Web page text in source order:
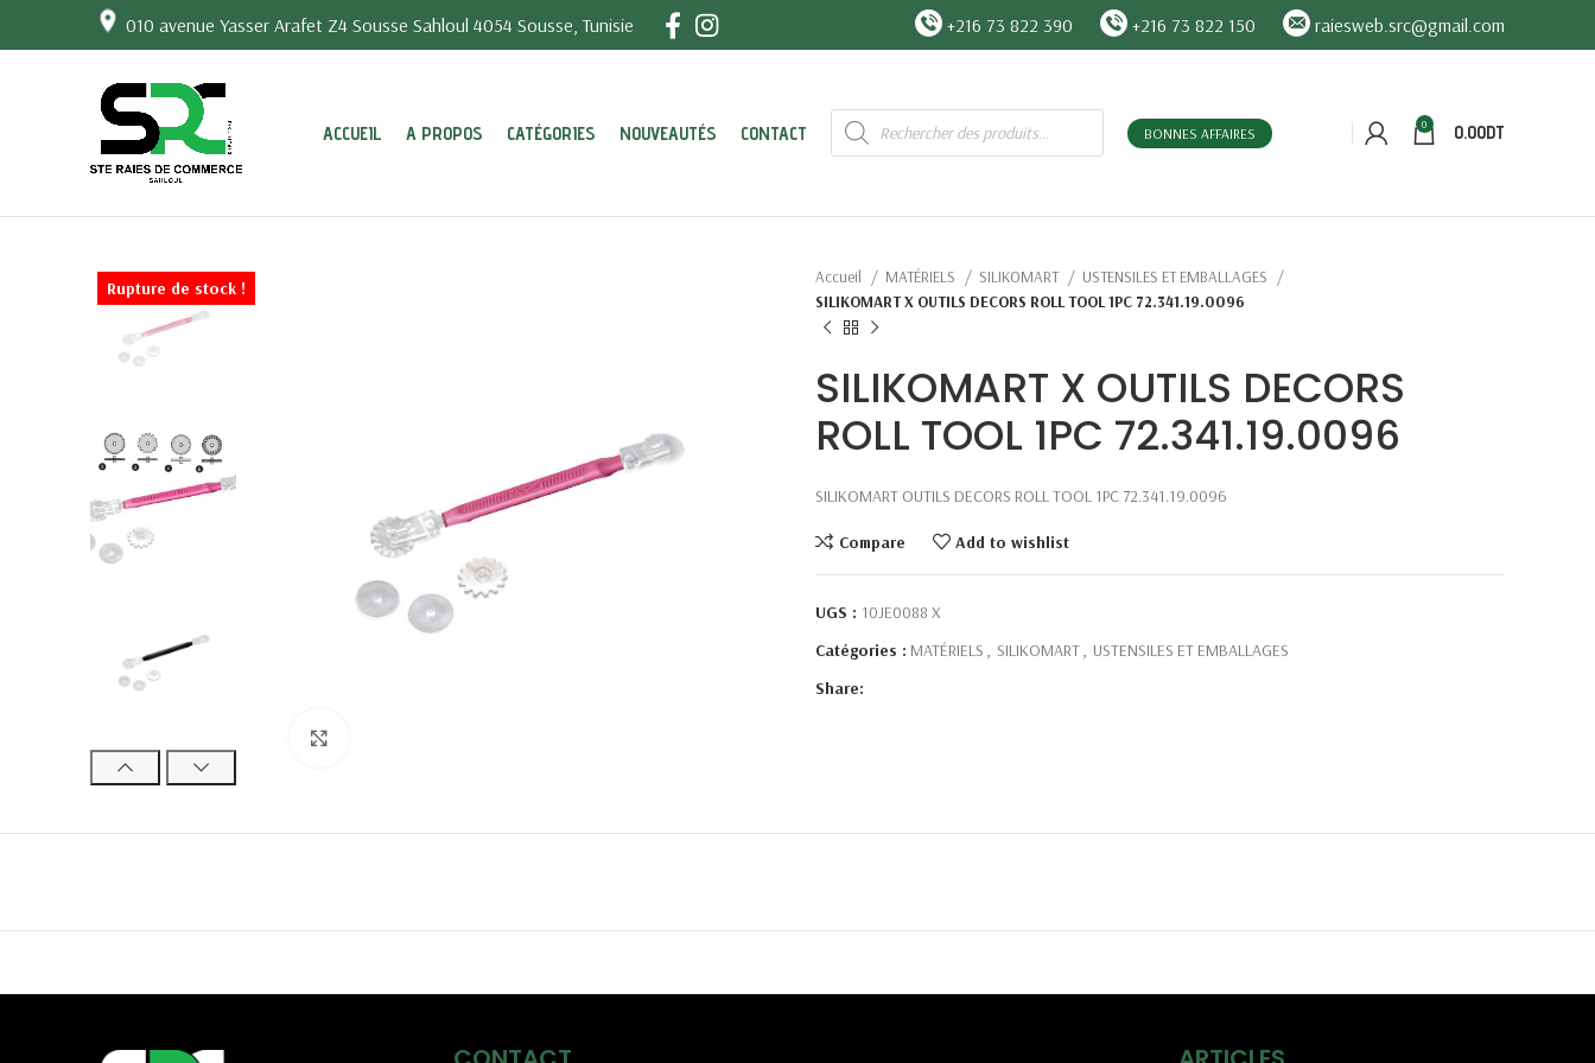
010 avenue Yasser Arafet Z4 Sousse Sahloul 4054 Sousse, Tunisie +216 73 822 390 +216 73 822 150 raiesweb.src@gmail.com
ACCUEIL A PROPOS CATÉGORIES NOUVEAUTÉS CONTACT
Recherche
de
produits
BONNES AFFAIRES
0 0.00DT
Rupture de stock !
Accueil MATÉRIELS SILIKOMART
USTENSILES ET EMBALLAGES
SILIKOMART X OUTILS DECORS ROLL TOOL 1PC 72.341.19.0096
SILIKOMART X OUTILS DECORS
ROLL TOOL 1PC 72.341.19.0096
SILIKOMART OUTILS DECORS ROLL TOOL 1PC 72.341.19.0096
Compare Add to wishlist
UGS : 10JE0088 X
Catégories : MATÉRIELS , SILIKOMART, USTENSILES ET EMBALLAGES
Share: